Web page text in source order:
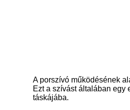
A porszívó működésének
Ezt a szívást általában egy
táskájába.